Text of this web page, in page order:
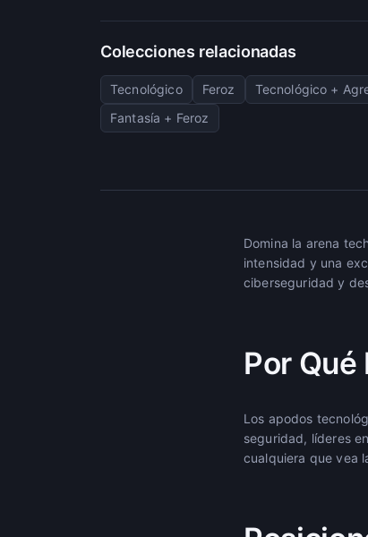
Colecciones relacionadas
Tecnológico Feroz Tecnológico +
Fantasía + Feroz
Domina la arena
intensidad y una
ciberseguridad y
Por
Los apodos
seguridad, líderes
cualquiera que vea